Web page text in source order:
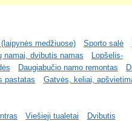
medžiuose) Sporto salė
namai, dvibutis namas
Lopšelis-
Daugiabučio namo remontas
pastatas
Gatvės, keliai,
Viešieji tualetai
Dvibutis